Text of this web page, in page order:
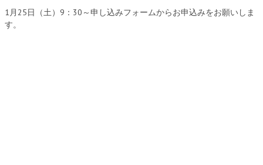
1月25日（土）9：30～申し込みフォームからお申込みをお願いしま
す。